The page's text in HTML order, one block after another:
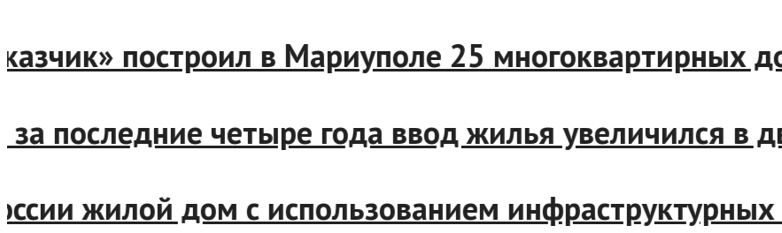
построил в Мариуполе 25
за последние четыре года ввод жилья увеличился в
жилой дом с использованием